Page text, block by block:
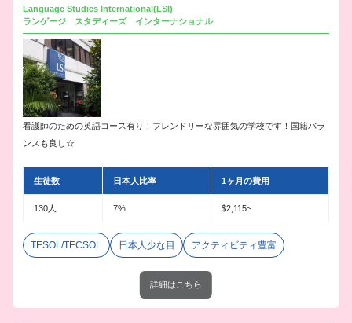
Language Studies International(LSI)
ランゲージ スタディーズ インターナショナル
看護師のための英語コース有り！フレンドリーな雰囲気の学校です！国籍バラ
ンスも良し☆
生徒数 日本人比率 1ヶ月の費用
130人 7% $2,115~
TESOL/TECSOL 日本人少な目 アクティビティ豊富
詳細はこちら